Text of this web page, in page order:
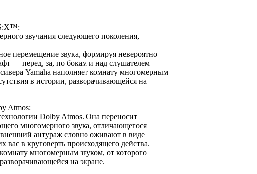
звучания следующего поколения,
перемещение звука, формируя невероятно
— перед, за, по бокам и над слушателем —
Yamaha наполняет комнату многомерным
в истории, разворачивающейся на
Atmos:
Dolby Atmos. Она переносит
многомерного звука, отличающегося
антураж словно оживают в виде
в круговерть происходящего действа.
многомерным звуком, от которого
на экране.